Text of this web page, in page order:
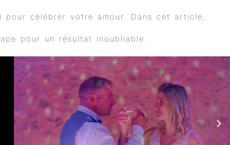
célébrer votre amour. Dans cet article,
pour un résultat inoubliable.